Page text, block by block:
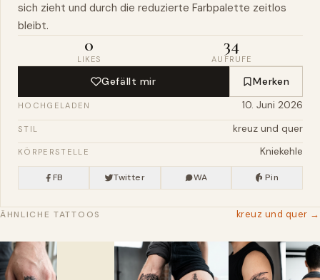
sich zieht und durch die reduzierte Farbpalette zeitlos
bleibt.
0
LIKES
34
AUFRUFE
Gefällt mir Merken
HOCHGELADEN 10. Juni 2026
STIL kreuz und quer
KÖRPERSTELLE Kniekehle
FB Twitter WA Pin
ÄHNLICHE TATTOOS kreuz und quer →